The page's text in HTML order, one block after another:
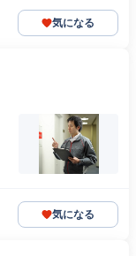
気になる
気になる